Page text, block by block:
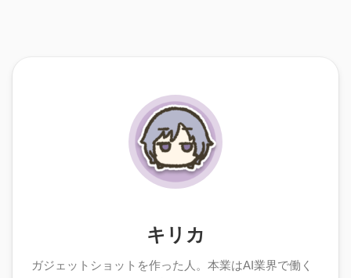
キリカ
ガジェットショットを作った人。本業はAI業界で働く